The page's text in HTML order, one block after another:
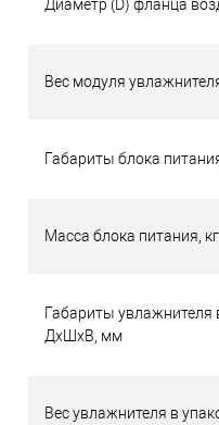
Диаметр (D) фланца
Вес модуля
Габариты блока
Масса блока питания, кг
Габариты увлажнителя
ДхШхВ, мм
Вес увлажнителя в